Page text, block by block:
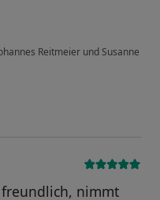
Reitmeier und Susanne
freundlich, nimmt